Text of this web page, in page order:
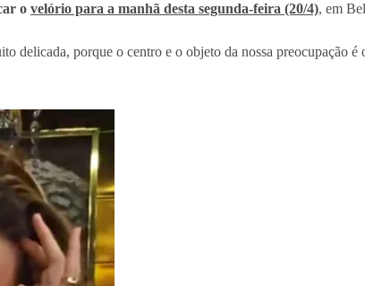
o velório para a manhã desta segunda-feira (20/4), em
delicada, porque o centro e o objeto da nossa preocupação é